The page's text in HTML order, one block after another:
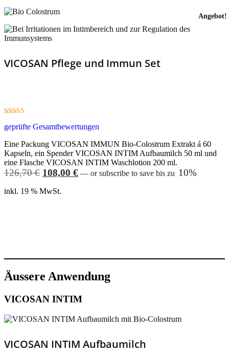
Angebot!
VICOSAN Pflege und Immun Set
out of 5
geprüfte Gesamtbewertungen
Eine Packung VICOSAN IMMUN Bio-Colostrum Extrakt á 60
Kapseln, ein Spender VICOSAN INTIM Aufbaumilch 50 ml und
eine Flasche VICOSAN INTIM Waschlotion 200 ml.
126,70€ Ursprünglicher
war:
108,00 €Aktueller
— or subscribe to save bis zu 10%
inkl. 19 % MwSt.
Äussere Anwendung
VICOSAN INTIM
VICOSAN INTIM Aufbaumilch